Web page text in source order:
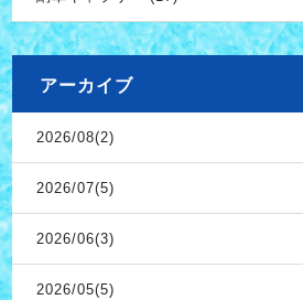
アーカイブ
2026/08(2)
2026/07(5)
2026/06(3)
2026/05(5)